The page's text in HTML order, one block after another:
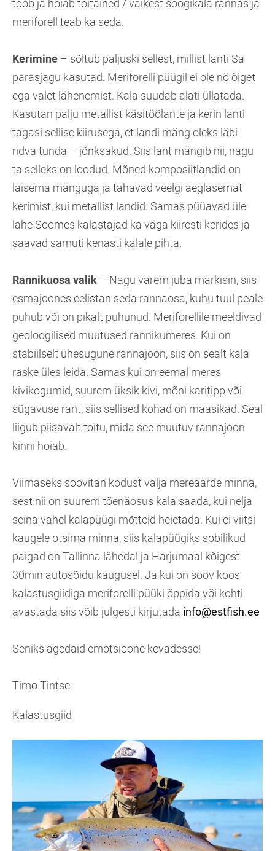
toob ja hoiab toitained / väikest söögikala rannas ja
meriforell teab ka seda.
Kerimine – sõltub paljuski sellest, millist lanti Sa
parasjagu kasutad. Meriforelli püügil ei ole nö õiget
ega valet lähenemist. Kala suudab alati üllatada.
Kasutan palju metallist käsitöölante ja kerin lanti
tagasi sellise kiirusega, et landi mäng oleks läbi
ridva tunda – jõnksakud. Siis lant mängib nii, nagu
ta selleks on loodud. Mõned komposiitlandid on
laisema mänguga ja tahavad veelgi aeglasemat
kerimist, kui metallist landid. Samas püüavad üle
lahe Soomes kalastajad ka väga kiiresti kerides ja
saavad samuti kenasti kalale pihta.
Rannikuosa valik – Nagu varem juba märkisin, siis
esmajoones eelistan seda rannaosa, kuhu tuul peale
puhub või on pikalt puhunud. Meriforellile meeldivad
geoloogilised muutused rannikumeres. Kui on
stabiilselt ühesugune rannajoon, siis on sealt kala
raske üles leida. Samas kui on eemal meres
kivikogumid, suurem üksik kivi, mõni karitipp või
sügavuse rant, siis sellised kohad on maasikad. Seal
liigub piisavalt toitu, mida see muutuv rannajoon
kinni hoiab.
Viimaseks soovitan kodust välja mereäärde minna,
sest nii on suurem tõenäosus kala saada, kui nelja
seina vahel kalapüügi mõtteid heietada. Kui ei viitsi
kaugele otsima minna, siis kalapüügiks sobilikud
paigad on Tallinna lähedal ja Harjumaal kõigest
30min autosõidu kaugusel. Ja kui on soov koos
kalastusgiidiga meriforelli püüki õppida või kohti
avastada siis võib julgesti kirjutada info@estfish.ee
Seniks ägedaid emotsioone kevadesse!
Timo Tintse
Kalastusgiid